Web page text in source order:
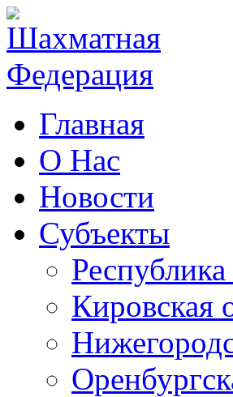
Главная
О Нас
Новости
Субъекты
Кировская